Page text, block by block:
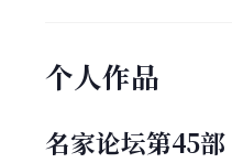
个人作品
名家论坛第45